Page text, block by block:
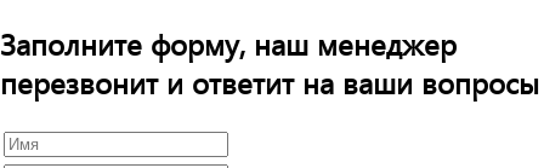
Заполните форму, наш менеджер
перезвонит и ответит на ваши вопросы